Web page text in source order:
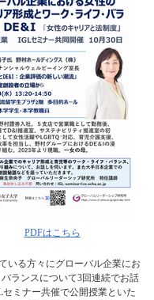
PDFはこちら
いる方々にグローバル企業にお
ランスについて3回連続でお話
ミナー共催で公開授業といた